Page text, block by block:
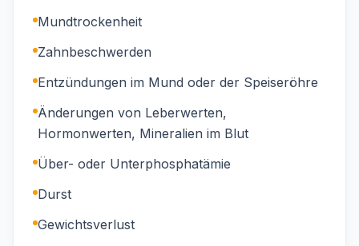
Mundtrockenheit
Zahnbeschwerden
Entzündungen im Mund oder der Speiseröhre
Änderungen von Leberwerten,
Hormonwerten, Mineralien im Blut
Über- oder Unterphosphatämie
Durst
Gewichtsverlust